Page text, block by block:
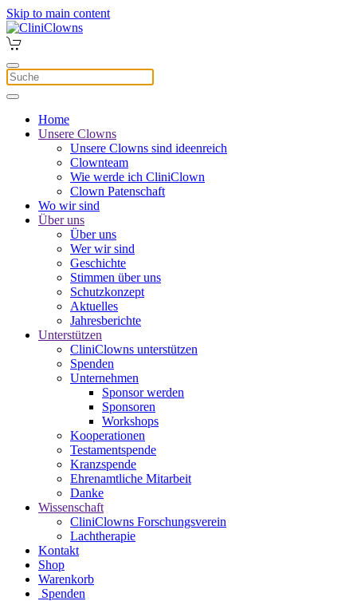
Skip to main content
Home
Unsere Clowns
Unsere Clowns sind ideenreich
Clownteam
Wie werde ich CliniClown
Clown Patenschaft
Wo wir sind
Über uns
Über uns
Wer wir sind
Geschichte
Stimmen über uns
Schutzkonzept
Aktuelles
Jahresberichte
Unterstützen
CliniClowns unterstützen
Spenden
Unternehmen
Sponsor werden
Sponsoren
Workshops
Kooperationen
Testamentspende
Kranzspende
Ehrenamtliche Mitarbeit
Danke
Wissenschaft
CliniClowns Forschungsverein
Lachtherapie
Kontakt
Shop
Warenkorb
Spenden